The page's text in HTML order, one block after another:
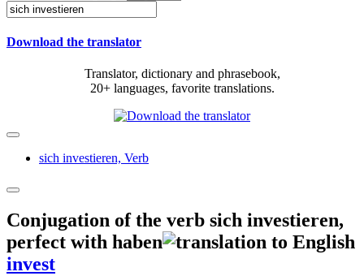
Download the translator
Translator, dictionary and phrasebook,
20+ languages, favorite translations.
sich investieren, Verb
Conjugation of the verb sich investieren,
perfect with haben
invest